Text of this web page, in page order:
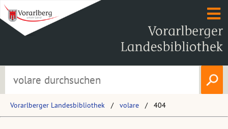
Vorarlberger Landesbibliothek volare 404